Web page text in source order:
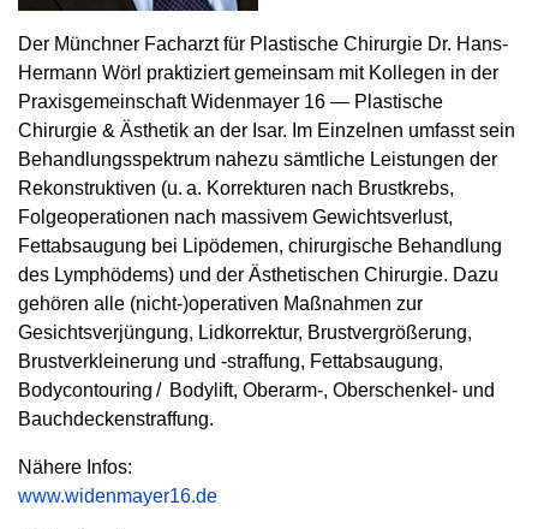
Der Münchner Facharzt für Plastische Chirurgie Dr. Hans-
Hermann Wörl praktiziert gemeinsam mit Kollegen in der
Praxisgemeinschaft Widenmayer 16 — Plastische
Chirurgie & Ästhetik an der Isar. Im Einzelnen umfasst sein
Behandlungsspektrum nahezu sämtliche Leistungen der
Rekonstruktiven (u. a. Korrekturen nach Brustkrebs,
Folgeoperationen nach massivem Gewichtsverlust,
Fettabsaugung bei Lipöde­men, chirurgische Behandlung
des Lymphödems) und der Ästhetischen Chirurgie. Dazu
gehören alle (nicht-)operativen Maßnahmen zur
Gesichtsverjüngung, Lidkorrektur, Brustvergrößerung,
Brustverkleinerung und -straffung, Fettabsaugung,
Bodycontouring / Bodylift, Oberarm-, Oberschenkel- und
Bauchdeckenstraffung.
Nähere Infos:
www.widenmayer16.de